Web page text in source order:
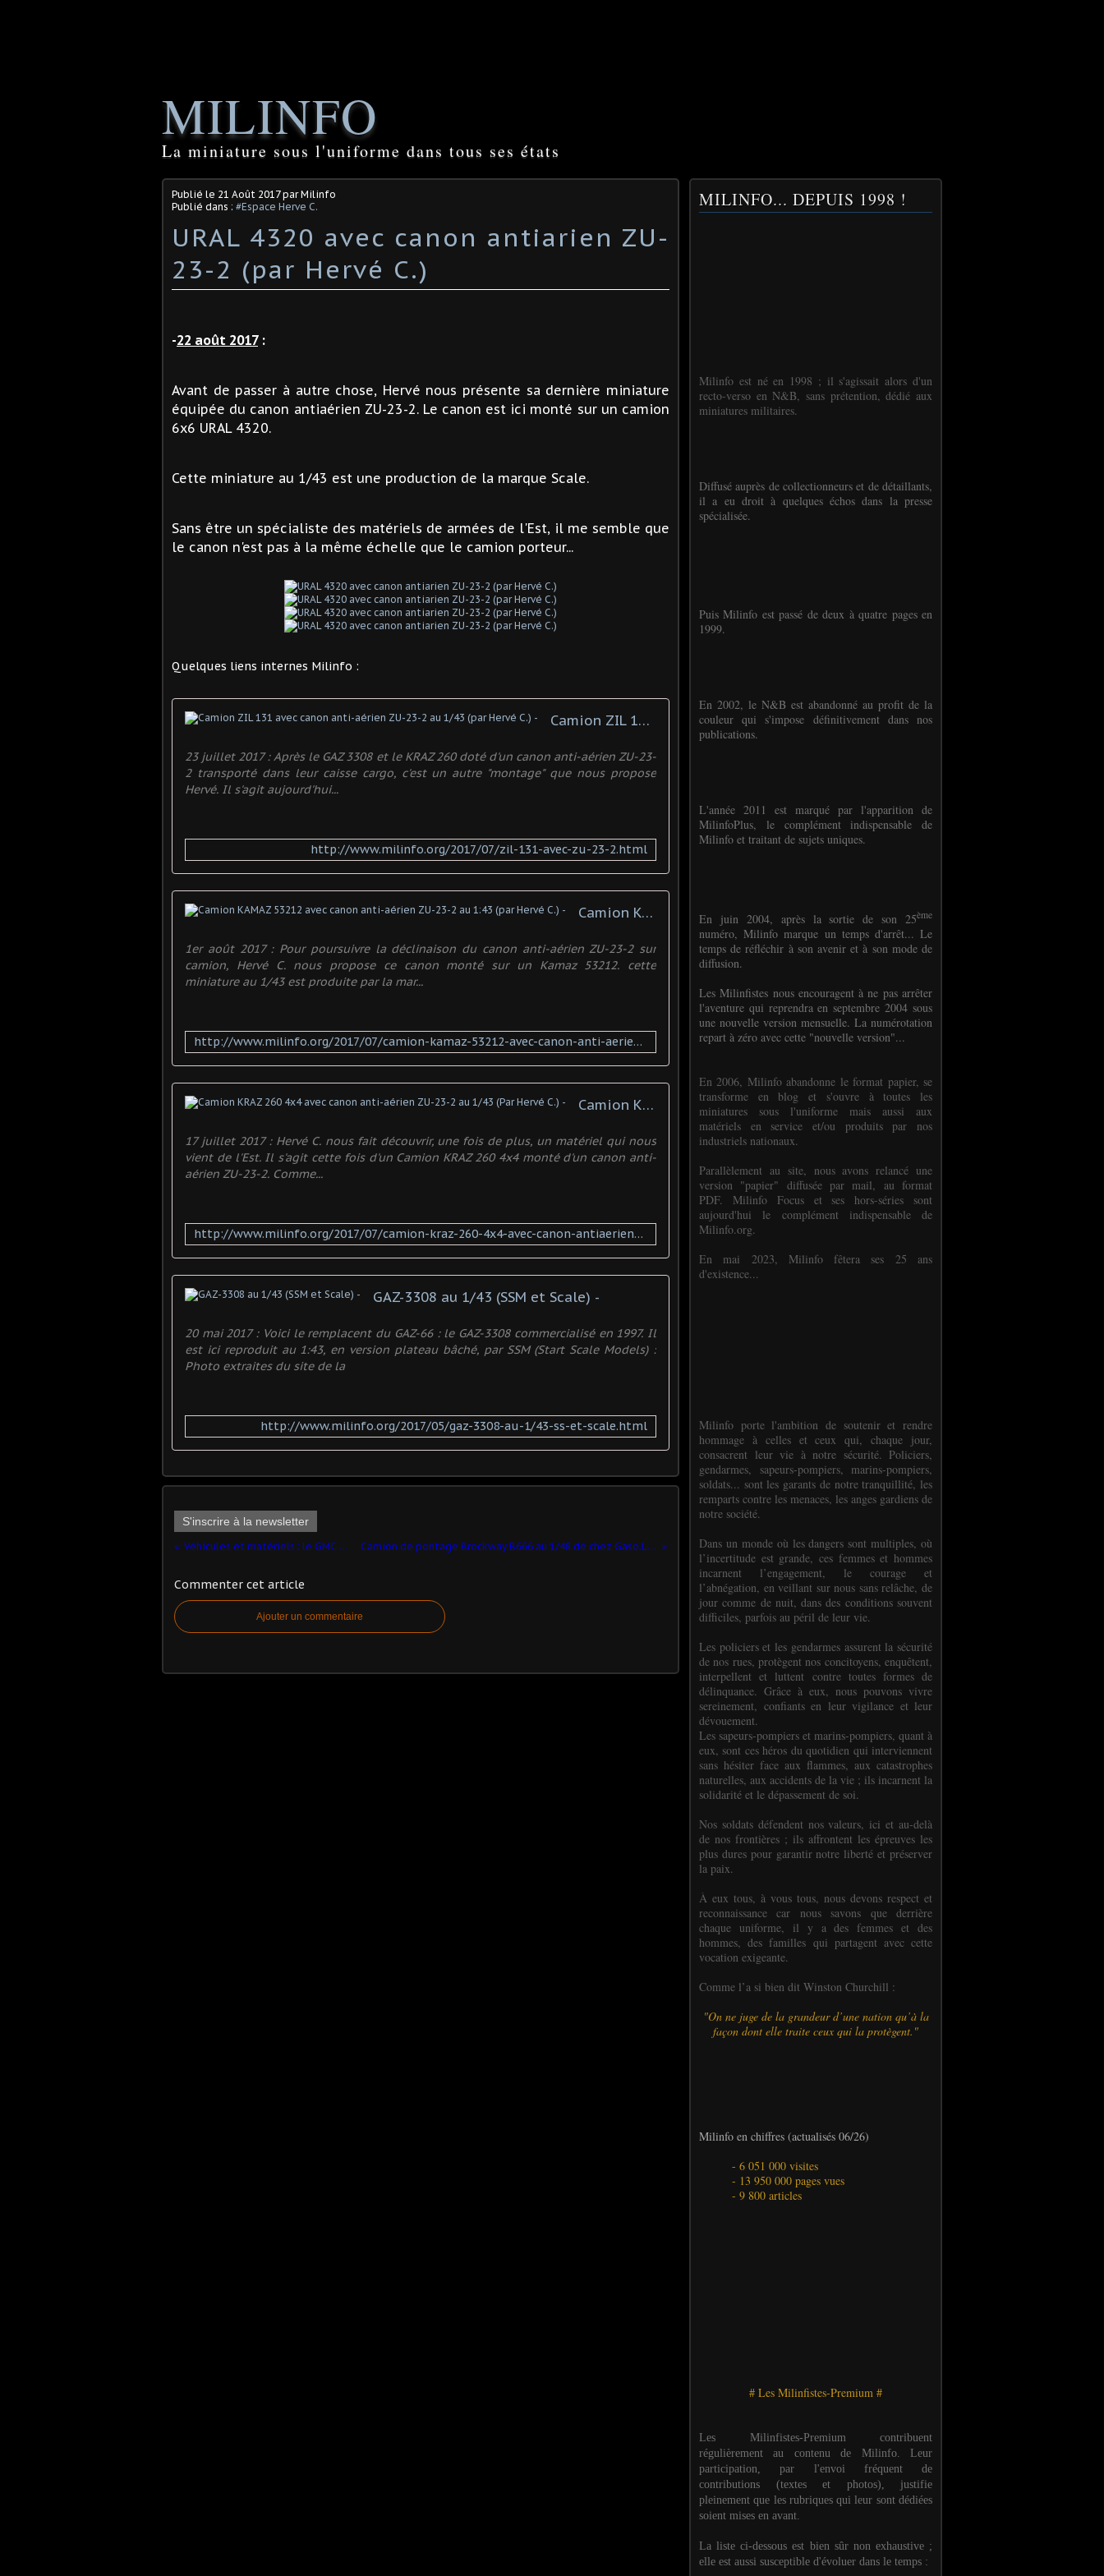
MILINFO
La miniature sous l'uniforme dans tous ses états
Publié le 21 Août 2017par Milinfo
Publié dans : #Espace Herve C.
URAL 4320 avec canon antiarien ZU-
23-2 (par Hervé C.)
-22 août 2017:
Avant de passer à autre chose, Hervé nous présente sa dernière miniature
équipée du canon antiaérien ZU-23-2. Le canon est ici monté sur un camion
6x6 URAL 4320.
Cette miniature au 1/43 est une production de la marque Scale.
Sans être un spécialiste des matériels de armées de l'Est, il me semble que
le canon n'est pas à la même échelle que le camion porteur...
Quelques liens internes Milinfo :
Camion ZIL 131 avec canon anti-aérien ZU-23-2 au 1/43 (par Hervé C.) -
23 juillet 2017 : Après le GAZ 3308 et le KRAZ 260 doté d'un canon anti-aérien ZU-23-
2 transporté dans leur caisse cargo, c'est un autre "montage" que nous propose
Hervé. Il s'agit aujourd'hui...
http://www.milinfo.org/2017/07/zil-131-avec-zu-23-2.html
Camion KAMAZ 53212 avec canon anti-aérien ZU-23-2 au 1:43 (par Hervé C.) -
1er août 2017 : Pour poursuivre la déclinaison du canon anti-aérien ZU-23-2 sur
camion, Hervé C. nous propose ce canon monté sur un Kamaz 53212. cette
miniature au 1/43 est produite par la mar...
http://www.milinfo.org/2017/07/camion-kamaz-53212-avec-canon-anti-aerien-zu-23-2-au-1-43-par-herve-c.html
Camion KRAZ 260 4x4 avec canon anti-aérien ZU-23-2 au 1/43 (Par Hervé C.) -
17 juillet 2017 : Hervé C. nous fait découvrir, une fois de plus, un matériel qui nous
vient de l'Est. Il s'agit cette fois d'un Camion KRAZ 260 4x4 monté d'un canon anti-
aérien ZU-23-2. Comme...
http://www.milinfo.org/2017/07/camion-kraz-260-4x4-avec-canon-antiaerien-zu-23-2-au-1/43-par-herve-c.html
GAZ-3308 au 1/43 (SSM et Scale) -
20 mai 2017 : Voici le remplacent du GAZ-66 : le GAZ-3308 commercialisé en 1997. Il
est ici reproduit au 1:43, en version plateau bâché, par SSM (Start Scale Models) :
Photo extraites du site de la
http://www.milinfo.org/2017/05/gaz-3308-au-1/43-ss-et-scale.html
S'inscrire à la newsletter
Véhicules et matériels : le GMC CCKW 353 Camion de pontage Brockway B666 au 1/48 de chez Gaso.Line (par Elodie)
Commenter cet article
Ajouter un commentaire
MILINFO... DEPUIS 1998 !
Milinfo est né en 1998 ; il s'agissait alors d'un
recto-verso en N&B, sans prétention, dédié aux
miniatures militaires.
Diffusé auprès de collectionneurs et de détaillants,
il a eu droit à quelques échos dans la presse
spécialisée.
Puis Milinfo est passé de deux à quatre pages en
1999.
En 2002, le N&B est abandonné au profit de la
couleur qui s'impose définitivement dans nos
publications.
L'année 2011 est marqué par l'apparition de
MilinfoPlus, le complément indispensable de
Milinfo et traitant de sujets uniques.
En juin 2004, après la sortie de son 25ème
numéro, Milinfo marque un temps d'arrêt... Le
temps de réfléchir à son avenir et à son mode de
diffusion.
Les Milinfistes nous encouragent à ne pas arrêter
l'aventure qui reprendra en septembre 2004 sous
une nouvelle version mensuelle. La numérotation
repart à zéro avec cette "nouvelle version"...
En 2006, Milinfo abandonne le format papier, se
transforme en blog et s'ouvre à toutes les
miniatures sous l'uniforme mais aussi aux
matériels en service et/ou produits par nos
industriels nationaux.
Parallèlement au site, nous avons relancé une
version "papier" diffusée par mail, au format
PDF. Milinfo Focus et ses hors-séries sont
aujourd'hui le complément indispensable de
Milinfo.org.
En mai 2023, Milinfo fêtera ses 25 ans
d'existence...
Milinfo porte l'ambition de soutenir et rendre
hommage à celles et ceux qui, chaque jour,
consacrent leur vie à notre sécurité. Policiers,
gendarmes, sapeurs-pompiers, marins-pompiers,
soldats... sont les garants de notre tranquillité, les
remparts contre les menaces, les anges gardiens de
notre société.
Dans un monde où les dangers sont multiples, où
l’incertitude est grande, ces femmes et hommes
incarnent l’engagement, le courage et
l’abnégation, en veillant sur nous sans relâche, de
jour comme de nuit, dans des conditions souvent
difficiles, parfois au péril de leur vie.
Les policiers et les gendarmes assurent la sécurité
de nos rues, protègent nos concitoyens, enquêtent,
interpellent et luttent contre toutes formes de
délinquance. Grâce à eux, nous pouvons vivre
sereinement, confiants en leur vigilance et leur
dévouement.
Les sapeurs-pompiers et marins-pompiers, quant à
eux, sont ces héros du quotidien qui interviennent
sans hésiter face aux flammes, aux catastrophes
naturelles, aux accidents de la vie ; ils incarnent la
solidarité et le dépassement de soi.
Nos soldats défendent nos valeurs, ici et au-delà
de nos frontières ; ils affrontent les épreuves les
plus dures pour garantir notre liberté et préserver
la paix.
À eux tous, à vous tous, nous devons respect et
reconnaissance car nous savons que derrière
chaque uniforme, il y a des femmes et des
hommes, des familles qui partagent avec cette
vocation exigeante.
Comme l’a si bien dit Winston Churchill :
"On ne juge de la grandeur d’une nation qu’à la
façon dont elle traite ceux qui la protègent."
Milinfo en chiffres (actualisés 06/26)
- 6 051 000 visites
- 13 950 000 pages vues
- 9 800 articles
# Les Milinfistes-Premium #
Les Milinfistes-Premium contribuent
régulièrement au contenu de Milinfo. Leur
participation, par l'envoi fréquent de
contributions (textes et photos), justifie
pleinement que les rubriques qui leur sont dédiées
soient mises en avant.
La liste ci-dessous est bien sûr non exhaustive ;
elle est aussi susceptible d'évoluer dans le temps :